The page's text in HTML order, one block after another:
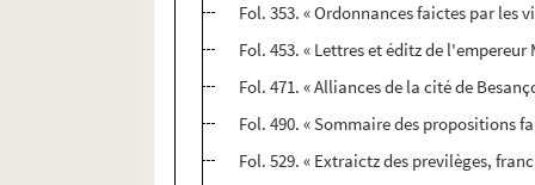
Fol. 353. « Ordonnances faictes par les
Fol. 453. « Lettres et éditz de
Fol. 471. « Alliances de la cité de
Fol. 490. « Sommaire des propositions
Fol. 529. « Extraictz des previlèges,